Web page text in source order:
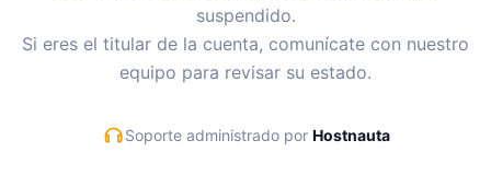
suspendido.
Si eres el titular de la cuenta, comunícate con nuestro
equipo para revisar su estado.
Soporte administrado por Hostnauta